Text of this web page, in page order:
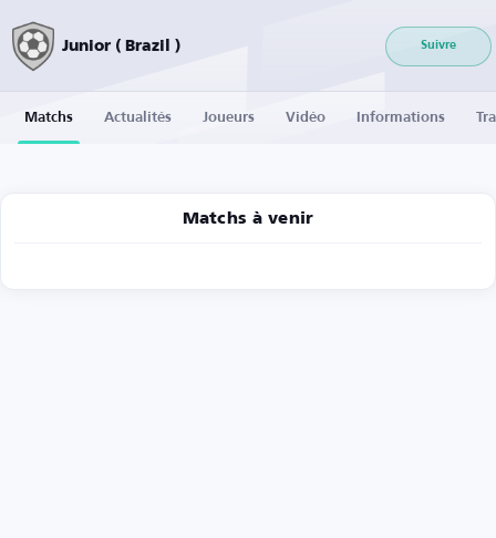
Junior ( Brazil ) Suivre
Matchs Actualités Joueurs Vidéo Informations
Matchs à venir